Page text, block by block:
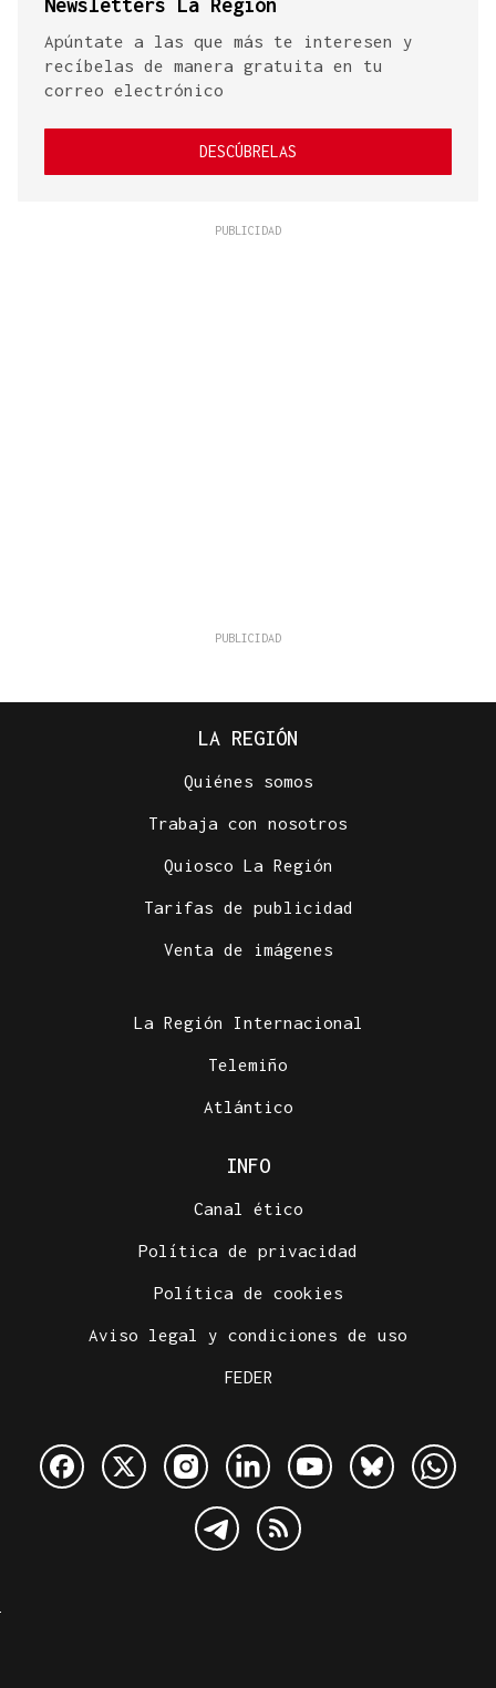
Newsletters La Región
Apúntate a las que más te interesen y
recíbelas de manera gratuita en tu
correo electrónico
DESCÚBRELAS
LA REGIÓN
Quiénes somos
Trabaja con nosotros
Quiosco La Región
Tarifas de publicidad
Venta de imágenes
La Región Internacional
Telemiño
Atlántico
INFO
Canal ético
Política de privacidad
Política de cookies
Aviso legal y condiciones de uso
FEDER